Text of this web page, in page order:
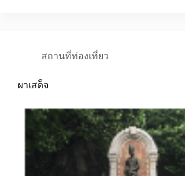
สถานที่ท่องเที่ยว
ผาเสด็จ